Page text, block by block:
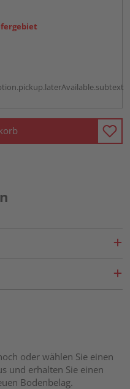
oder wählen Sie einen
und erhalten Sie einen
Bodenbelag.